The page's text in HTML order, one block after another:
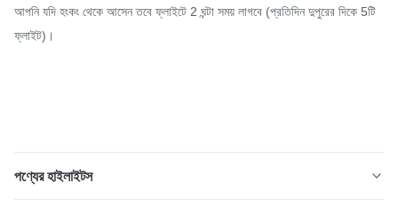
আপনি যদি হংকং থেকে আসেন তবে ফ্লাইটে 2 ঘন্টা সময় লাগবে (প্রতিদিন দুপুরের দিকে 5টি
ফ্লাইট)।
পণ্যের হাইলাইটস